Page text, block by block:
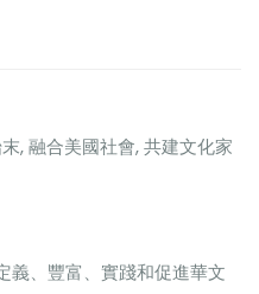
, 融合美國社會, 共建文化家
義、豐富、實踐和促進華文